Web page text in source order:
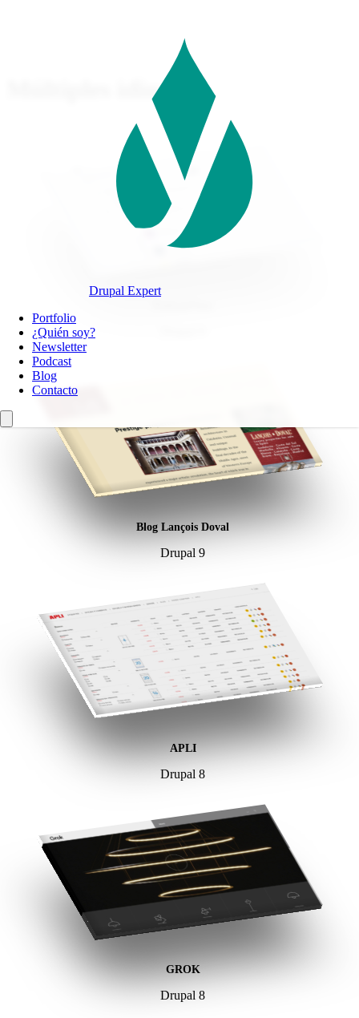
Drupal Expert
Navegación
principal
Portfolio
¿Quién soy?
Newsletter
Podcast
Blog
Contacto
Múltiples idiomas
Blog Lançois Doval
Drupal 9
APLI
Drupal 8
GROK
Drupal 8